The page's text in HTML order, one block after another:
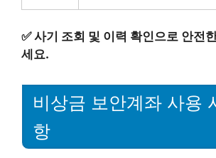
✅사기 조회 및 이력 확인으로 안전
세요.
비상금 보안계좌 사용
항